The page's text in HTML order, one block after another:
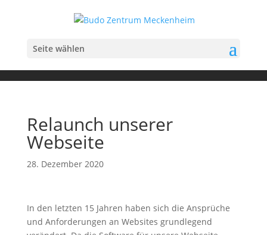
Seite wählen
Relaunch unserer
Webseite
28. Dezember 2020
In den letzten 15 Jahren haben sich die Ansprüche
und Anforderungen an Websites grundlegend